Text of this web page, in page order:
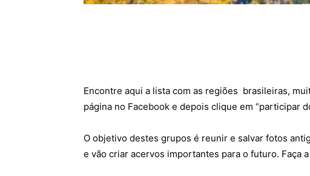
Encontre aqui a lista com as regiões brasileiras,
página no Facebook e depois clique em “participar
O objetivo destes grupos é reunir e salvar fotos
e vão criar acervos importantes para o futuro. Faça